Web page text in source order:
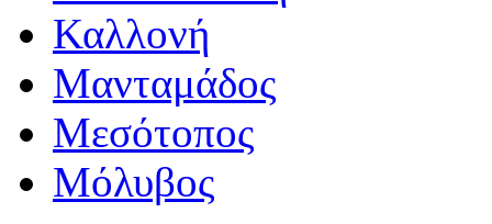
Καλλονή
Μανταμάδος
Μεσότοπος
Μόλυβος